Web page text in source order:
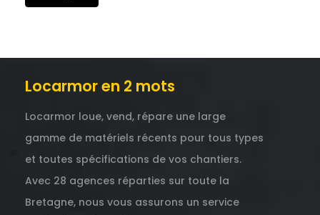
Locarmor en 2 mots
Locarmor loue, vend, répare une large
gamme de matériels récents pour tous types
et toutes spécifications de vos chantiers.
Avec 28 agences réparties sur toute la
Bretagne, nous vous assurons un service